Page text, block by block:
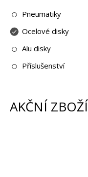
Pneumatiky
Ocelové disky
Alu disky
Příslušenství
AKČNÍ ZBOŽÍ